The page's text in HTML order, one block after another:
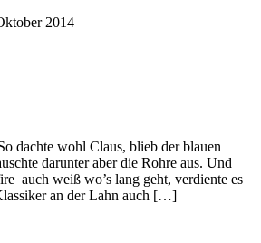
2014
dachte wohl Claus, blieb der blauen
darunter aber die Rohre aus. Und
auch weiß wo’s lang geht, verdiente es
an der Lahn auch […]